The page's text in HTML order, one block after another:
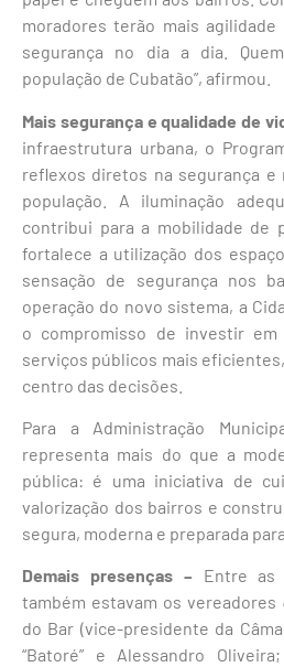
moradores terão mais
segurança no dia a dia.
população de Cubatão”, afirmou.
Mais segurança e qualidade de
infraestrutura urbana, o
reflexos diretos na segurança e
população. A iluminação
contribui para a mobilidade de
fortalece a utilização dos
sensação de segurança nos
operação do novo sistema, a
o compromisso de investir em
serviços públicos mais
centro das decisões.
Para a Administração
representa mais do que a
pública: é uma iniciativa de
valorização dos bairros e
segura, moderna e preparada
Demais presenças – Entre as
também estavam os vereadores
do Bar (vice-presidente da
“Batoré” e Alessandro